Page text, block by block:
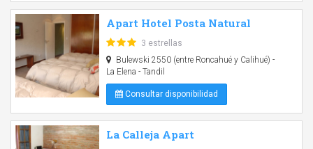
Apart Hotel Posta Natural
3 estrellas
Bulewski 2550 (entre Roncahué y Calihué) -
La Elena - Tandil
Consultar disponibilidad
La Calleja Apart